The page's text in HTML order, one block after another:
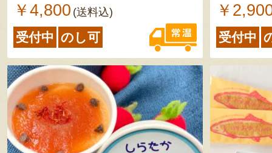
￥4,800 (送料込)
受付中 のし可
￥
受付中